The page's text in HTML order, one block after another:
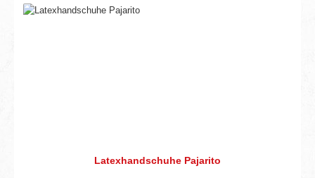
Latexhandschuhe Pajarito